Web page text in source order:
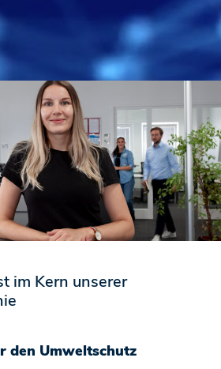
im Kern unserer
den Umweltschutz